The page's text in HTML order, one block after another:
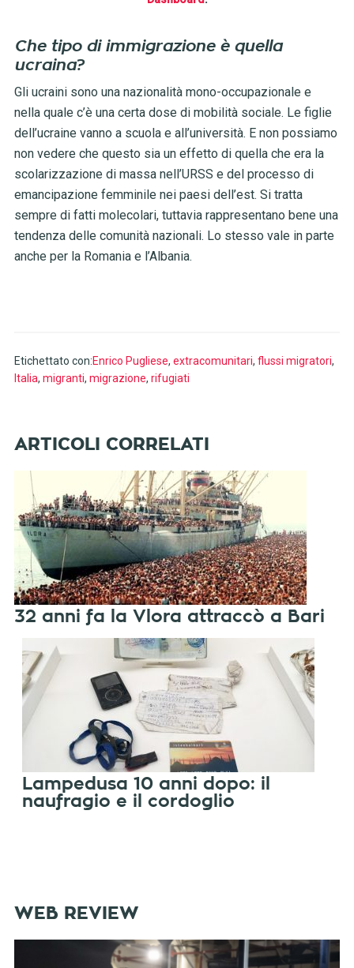
Che tipo di immigrazione è quella
ucraina?
Gli ucraini sono una nazionalità mono-occupazionale e
nella quale c’è una certa dose di mobilità sociale. Le figlie
dell’ucraine vanno a scuola e all’università. E non possiamo
non vedere che questo sia un effetto di quella che era la
scolarizzazione di massa nell’URSS e del processo di
emancipazione femminile nei paesi dell’est. Si tratta
sempre di fatti molecolari, tuttavia rappresentano bene una
tendenza delle comunità nazionali. Lo stesso vale in parte
anche per la Romania e l’Albania.
Etichettato con:Enrico Pugliese, extracomunitari, flussi migratori,
Italia, migranti, migrazione, rifugiati
32 anni fa la Vlora attraccò a Bari
Lampedusa 10 anni dopo: il
naufragio e il cordoglio
WEB REVIEW